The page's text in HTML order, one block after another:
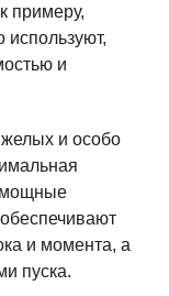
примеру,
используют,
и
и особо
мощные
и момента, а
пуска.